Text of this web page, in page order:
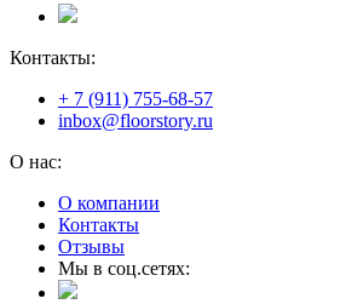
Контакты:
+ 7 (911) 755-68-57
inbox@floorstory.ru
О нас:
О компании
Контакты
Отзывы
Мы в соц.сетях: